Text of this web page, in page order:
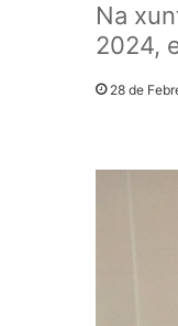
Na
2024,
28 de